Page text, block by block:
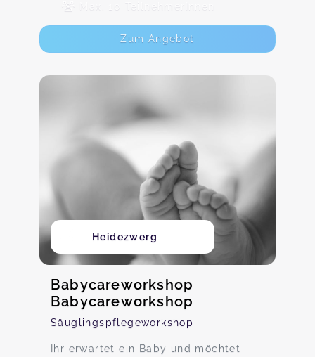
Max. 10 TeilnehmerInnen
Zum Angebot
Heidezwerg
Babycareworkshop
Babycareworkshop
Säuglingspflegeworkshop
Ihr erwartet ein Baby und möchtet